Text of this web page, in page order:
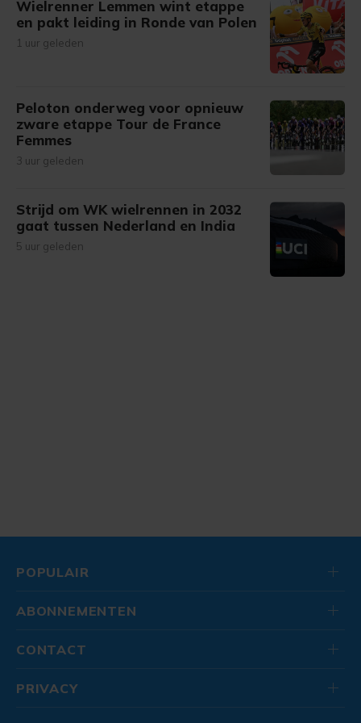
Wielrenner Lemmen wint etappe
en pakt leiding in Ronde van Polen
1 uur geleden
Peloton onderweg voor opnieuw
zware etappe Tour de France
Femmes
3 uur geleden
Strijd om WK wielrennen in 2032
gaat tussen Nederland en India
5 uur geleden
POPULAIR
ABONNEMENTEN
CONTACT
PRIVACY